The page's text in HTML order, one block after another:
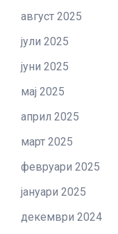
август 2025
јули 2025
јуни 2025
мај 2025
април 2025
март 2025
февруари 2025
јануари 2025
декември 2024